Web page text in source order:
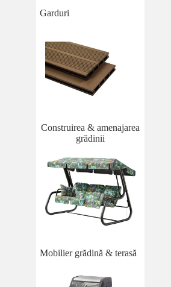
Garduri
Construirea & amenajarea
grădinii
Mobilier grădină & terasă